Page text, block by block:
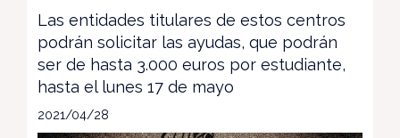
Las entidades titulares de estos centros
podrán solicitar las ayudas, que podrán
ser de hasta 3.000 euros por estudiante,
hasta el lunes 17 de mayo
2021/04/28